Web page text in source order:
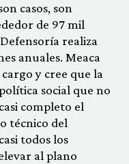
casos, son
de 97 mil
realiza
anuales. Meaca
y cree que la
social que no
completo el
técnico del
todos los
al plano